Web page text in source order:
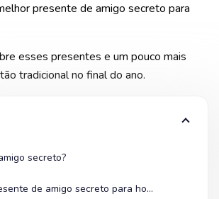
presente de amigo secreto para
esses presentes e um pouco mais
tradicional no final do ano.
secreto?
13 Ideias de presente de amigo secreto para homens